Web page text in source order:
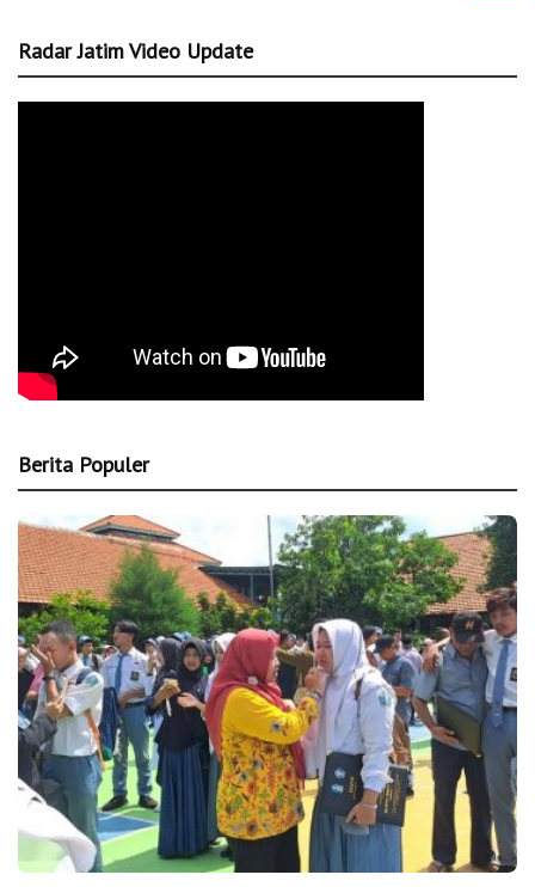
Radar Jatim Video Update
Berita Populer